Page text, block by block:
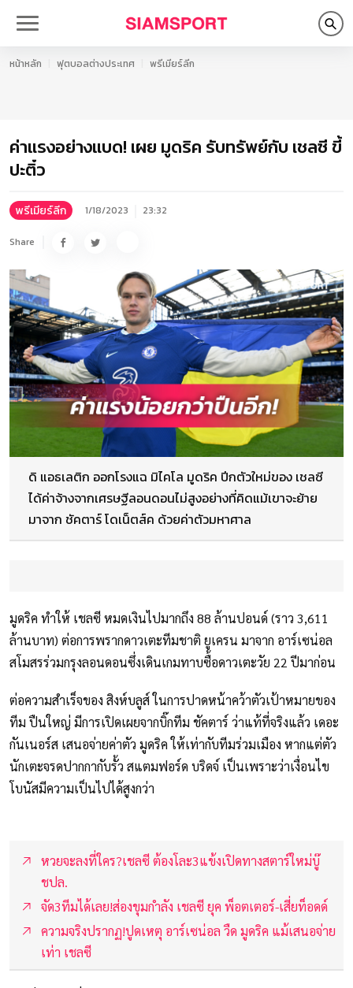
หน้าหลัก ฟุตบอลต่างประเทศ พรีเมียร์ลีก
ค่าแรงอย่างแบด! เผย มูดริค รับทรัพย์กับ เชลซี ขี้
ปะติ๋ว
พรีเมียร์ลีก 1/18/2023 23:32
Share
ดิ แอธเลติก ออกโรงแฉ มิไคโล มูดริค ปีกตัวใหม่ของ เชลซี
ได้ค่าจ้างจากเศรษฐีลอนดอนไม่สูงอย่างที่คิดแม้เขาจะย้าย
มาจาก ชัคตาร์ โดเน็ตส์ค ด้วยค่าตัวมหาศาล
มูดริค ทำให้ เชลซี หมดเงินไปมากถึง 88 ล้านปอนด์ (ราว 3,611
ล้านบาท) ต่อการพรากดาวเตะทีมชาติ ยูเครน มาจาก อาร์เซน่อล
สโมสรร่วมกรุงลอนดอนซึ่งเดินเกมทาบซื้อดาวเตะวัย 22 ปีมาก่อน
ต่อความสำเร็จของ สิงห์บลูส์ ในการปาดหน้าคว้าตัวเป้าหมายของ
ทีม ปืนใหญ่ มีการเปิดเผยจากบิ๊กทีม ชัคตาร์ ว่าแท้ที่จริงแล้ว เดอะ
กันเนอร์ส เสนอจ่ายค่าตัว มูดริค ให้เท่ากับทีมร่วมเมือง หากแต่ตัว
นักเตะจรดปากกากับรั้ว สแตมฟอร์ด บริดจ์ เป็นเพราะว่าเงื่อนไข
โบนัสมีความเป็นไปได้สูงกว่า
หวยจะลงที่ใคร?เชลซี ต้องโละ3แข้งเปิดทางสตาร์ใหม่บู๊
ชปล.
จัด3ทีมได้เลย!ส่องขุมกำลัง เชลซี ยุค พ็อตเตอร์-เสี่ยท็อดด์
ความจริงปรากฏ!ปูดเหตุ อาร์เซน่อล วืด มูดริค แม้เสนอจ่าย
เท่า เชลซี